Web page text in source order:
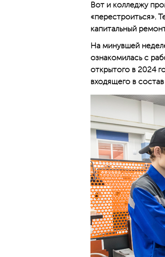
Вот и колледжу
«перестроиться».
капитальный
На минувшей
ознакомилась с
открытого в 2024
входящего в